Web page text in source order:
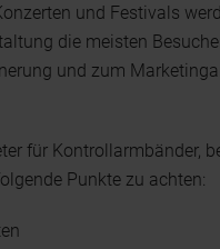
und Festivals
die meisten
und zum
für Kontrollarmbänder,
Punkte zu achten: